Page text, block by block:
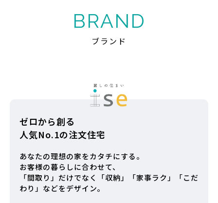
BRAND
ブランド
ゼロから創る
人気No.1の注文住宅
あなたの理想の家をカタチにする。
お客様の暮らしに合わせて、
「間取り」だけでなく「収納」「家事ラク」「こだ
わり」などをデザイン。